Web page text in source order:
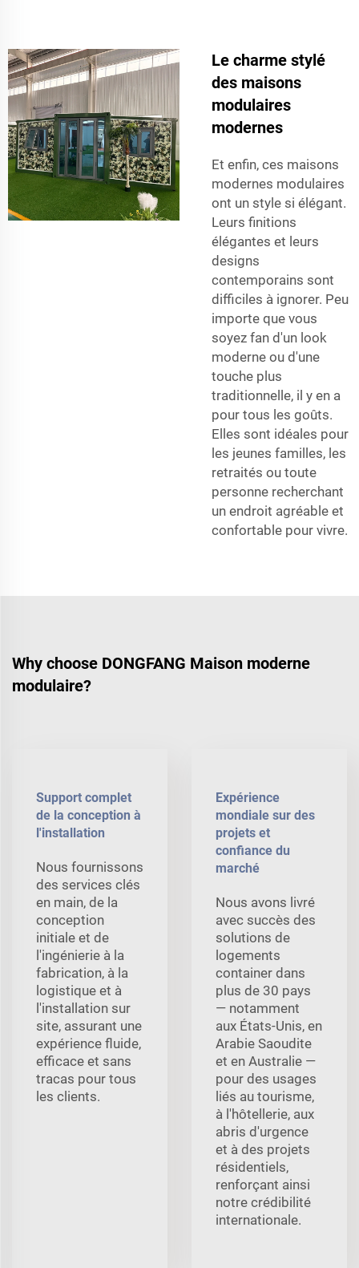
Le charme stylé
des maisons
modulaires
modernes
Et enfin, ces maisons
modernes modulaires
ont un style si élégant.
Leurs finitions
élégantes et leurs
designs
contemporains sont
difficiles à ignorer. Peu
importe que vous
soyez fan d'un look
moderne ou d'une
touche plus
traditionnelle, il y en a
pour tous les goûts.
Elles sont idéales pour
les jeunes familles, les
retraités ou toute
personne recherchant
un endroit agréable et
confortable pour vivre.
Why choose DONGFANG Maison moderne
modulaire?
Support complet
de la conception à
l'installation
Nous fournissons
des services clés
en main, de la
conception
initiale et de
l'ingénierie à la
fabrication, à la
logistique et à
l'installation sur
site, assurant une
expérience fluide,
efficace et sans
tracas pour tous
les clients.
Expérience
mondiale sur des
projets et
confiance du
marché
Nous avons livré
avec succès des
solutions de
logements
container dans
plus de 30 pays
— notamment
aux États-Unis, en
Arabie Saoudite
et en Australie —
pour des usages
liés au tourisme,
à l'hôtellerie, aux
abris d'urgence
et à des projets
résidentiels,
renforçant ainsi
notre crédibilité
internationale.